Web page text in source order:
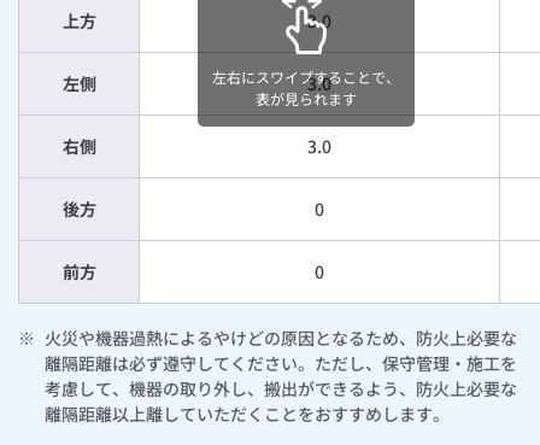
上方 3.0
左側 3.0
右側 3.0
後方 0
前方 0
左右にスワイプすることで、
表が見られます
※ 火災や機器過熱によるやけどの原因となるため、防火上必要な
離隔距離は必ず遵守してください。ただし、保守管理・施工を
考慮して、機器の取り外し、搬出ができるよう、防火上必要な
離隔距離以上離していただくことをおすすめします。